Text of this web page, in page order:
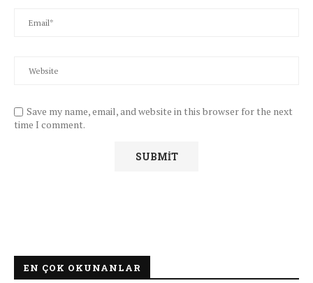
Save my name, email, and website in this browser for the next
time I comment.
EN ÇOK OKUNANLAR